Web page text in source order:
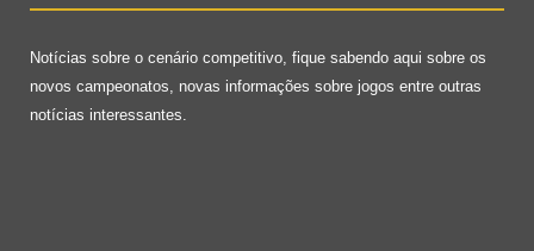
Notícias sobre o cenário competitivo, fique sabendo aqui sobre os
novos campeonatos, novas informações sobre jogos entre outras
notícias interessantes.